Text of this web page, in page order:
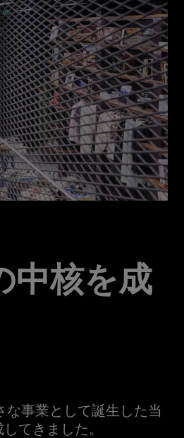
中核を成
事業として誕生した当
てきました。